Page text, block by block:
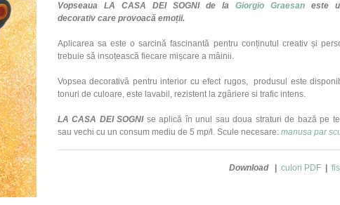
Vopseaua LA CASA DEI SOGNI de la Giorgio Graesan este
decorativ care provoacă emoții.
Aplicarea sa este o sarcină fascinantă pentru conținutul creativ și
trebuie să insoțească fiecare mișcare a mâinii.
Vopsea decorativă pentru interior cu efect rugos, produsul este
tonuri de culoare, este lavabil, rezistent la zgâriere si trafic intens.
LA CASA DEI SOGNIse aplică în unul sau doua straturi de bază pe
sau vechi cu un consum mediu de 5 mp/l. Scule necesare: manusa par
Download culori PDF